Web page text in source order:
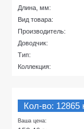
Длина, мм:
Вид товара:
Производитель:
Доводчик:
Тип:
Коллекция:
Кол-во: 12865
Ваша цена: